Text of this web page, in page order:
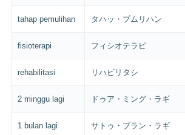
tahap pemulihan タハッ・プムリハン
fisioterapi フィシオテラピ
rehabilitasi リハビリタシ
2 minggu lagi ドゥア・ミング・ラギ
1 bulan lagi サトゥ・ブラン・ラギ